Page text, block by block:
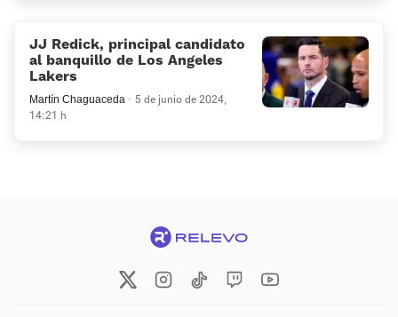
JJ Redick, principal candidato
al banquillo de Los Angeles
Lakers
Martín Chaguaceda
5 de junio de 2024,
14:21 h